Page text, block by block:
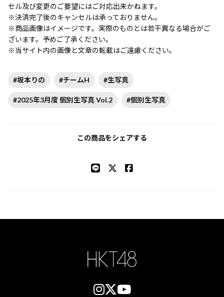
セル及び変更のご要望にはご対応出来かねます。
※決済完了後のキャンセルは承っておりません。
※商品画像はイメージです。実際のものとは若干異なる場合がご
ざいます。予めご了承ください。
※当サイト内の画像と文章の転載はご遠慮ください。
#坂本りの #チームH #生写真
#2025年3月度 個別生写真 Vol.2 #個別生写真
この商品をシェアする